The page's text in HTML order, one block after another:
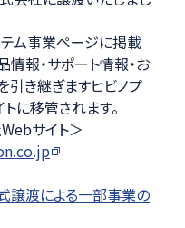
ム事業ページに掲載
報・サポート情報・お
引き継ぎますヒビノプ
に移管されます。
サイト＞
譲渡による一部事業の